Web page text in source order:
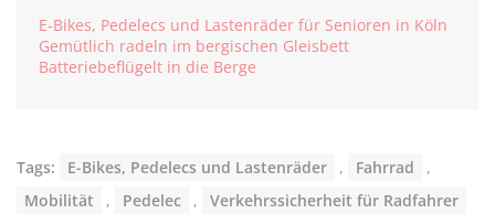
E-Bikes, Pedelecs und Lastenräder für Senioren in Köln
Gemütlich radeln im bergischen Gleisbett
Batteriebeflügelt in die Berge
Tags: E-Bikes, Pedelecs und Lastenräder , Fahrrad
,
Mobilität
, Pedelec , Verkehrssicherheit für Radfahrer